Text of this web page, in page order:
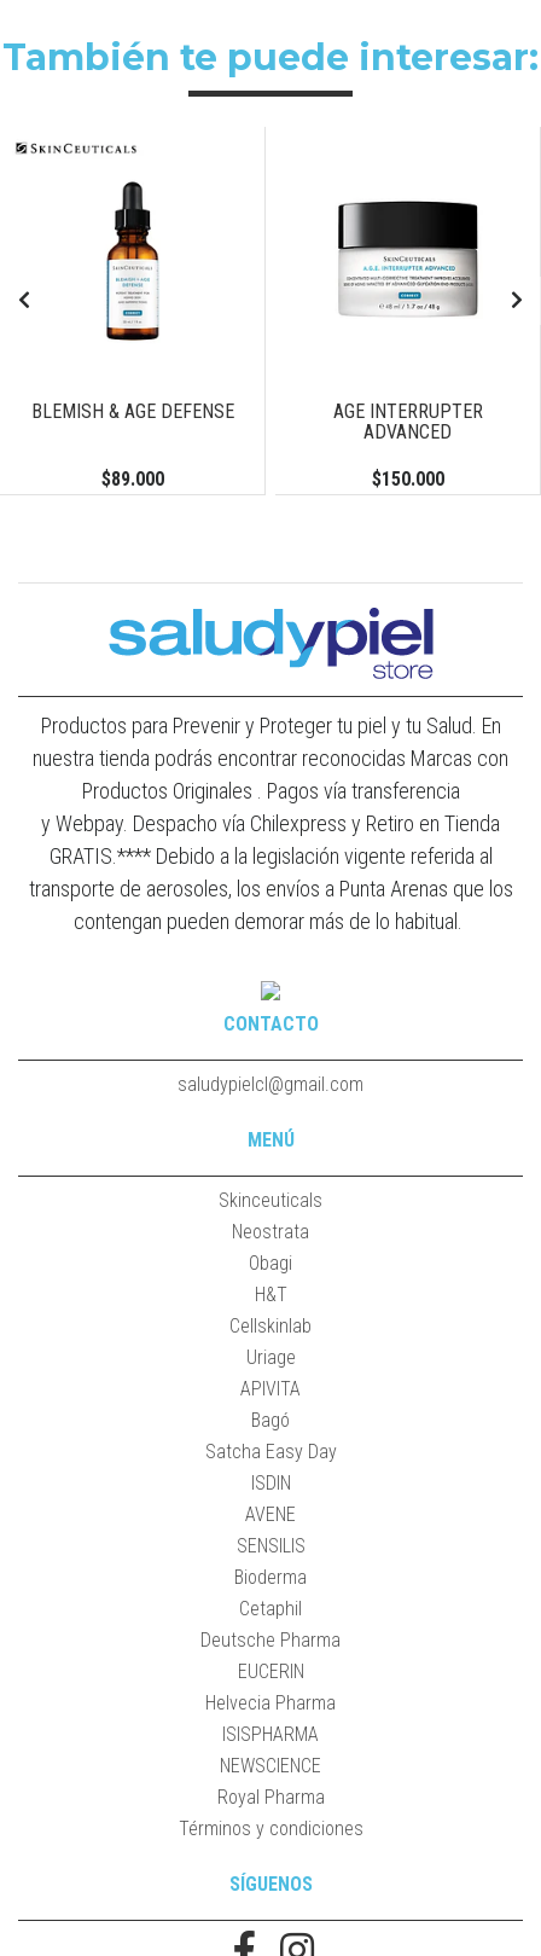
También te puede interesar:
BLEMISH & AGE DEFENSE
$89.000
AGE INTERRUPTER
ADVANCED
$150.000
Productos para Prevenir y Proteger tu piel y tu Salud. En
nuestra tienda podrás encontrar reconocidas Marcas con
Productos Originales . Pagos vía transferencia
y Webpay. Despacho vía Chilexpress y Retiro en Tienda
GRATIS.**** Debido a la legislación vigente referida al
transporte de aerosoles, los envíos a Punta Arenas que los
contengan pueden demorar más de lo habitual.
CONTACTO
saludypielcl@gmail.com
MENÚ
Skinceuticals
Neostrata
Obagi
H&T
Cellskinlab
Uriage
APIVITA
Bagó
Satcha Easy Day
ISDIN
AVENE
SENSILIS
Bioderma
Cetaphil
Deutsche Pharma
EUCERIN
Helvecia Pharma
ISISPHARMA
NEWSCIENCE
Royal Pharma
Términos y condiciones
SÍGUENOS